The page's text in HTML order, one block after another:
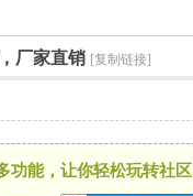
厂家直销 [复制链接]
能，让你轻松玩转社区